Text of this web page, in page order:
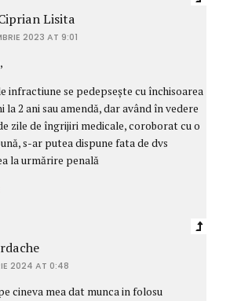
Lisita
2023 AT 9:01
infractiune se pedepsește cu închisoarea
la 2 ani sau amendă, dar având în vedere
zile de îngrijiri medicale, coroborat cu o
s-ar putea dispune fata de dvs
la urmărire penală
2024 AT 0:48
cineva mea dat munca in folosu